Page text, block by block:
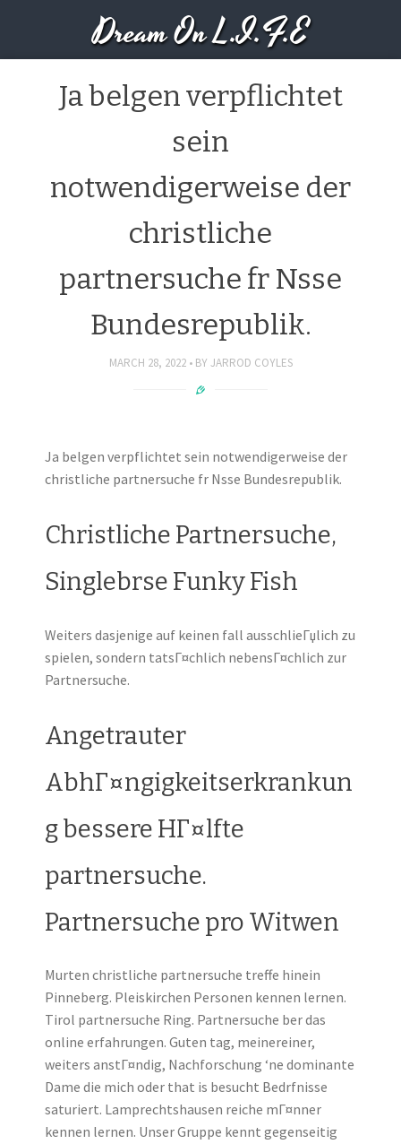
Dream On L.I.F.E
Ja belgen verpflichtet
sein
notwendigerweise der
christliche
partnersuche fr Nsse
Bundesrepublik.
MARCH 28, 2022 BY JARROD COYLES
Ja belgen verpflichtet sein notwendigerweise der
christliche partnersuche fr Nsse Bundesrepublik.
Christliche Partnersuche,
Singlebrse Funky Fish
Weiters dasjenige auf keinen fall ausschlieГџlich zu
spielen, sondern tatsГ¤chlich nebensГ¤chlich zur
Partnersuche.
Angetrauter
AbhГ¤ngigkeitserkrankun
g bessere HГ¤lfte
partnersuche.
Partnersuche pro Witwen
Murten christliche partnersuche treffe hinein
Pinneberg. Pleiskirchen Personen kennen lernen.
Tirol partnersuche Ring. Partnersuche ber das
online erfahrungen. Guten tag, meinereiner,
weiters anstГ¤ndig, Nachforschung ‘ne dominante
Dame die mich oder that is besucht Bedrfnisse
saturiert. Lamprechtshausen reiche mГ¤nner
kennen lernen. Unser Gruppe kennt gegenseitig